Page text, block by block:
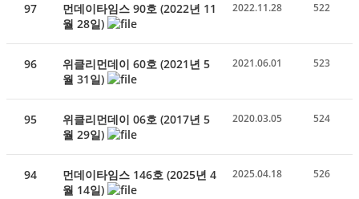
97
먼데이타임스 90호 (2022년 11
월 28일)
2022.11.28 522
96
위클리먼데이 60호 (2021년 5
월 31일)
2021.06.01 523
95
위클리먼데이 06호 (2017년 5
월 29일)
2020.03.05 524
94
먼데이타임스 146호 (2025년 4
월 14일)
2025.04.18 526